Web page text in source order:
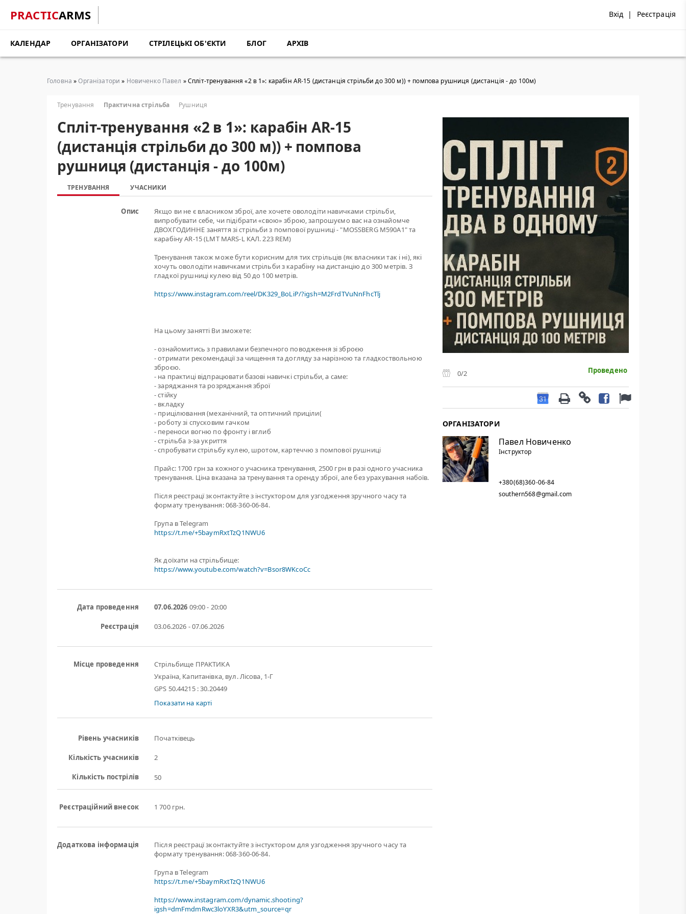
PRACTICARMS Вхід | Реєстрація
КАЛЕНДАР ОРГАНІЗАТОРИ СТРІЛЕЦЬКІ ОБ'ЄКТИ БЛОГ АРХІВ
Головна »Організатори » Новиченко Павел » Cпліт-тренування «2 в 1»: карабін AR-15 (дистанція стрільби до 300 м)) + помпова рушниця (дистанція - до 100м)
Тренування Практична стрільба Рушниця
Cпліт-тренування «2 в 1»: карабін AR-15
(дистанція стрільби до 300 м)) + помпова
рушниця (дистанція - до 100м)
ТРЕНУВАННЯ УЧАСНИКИ
Опис
Якщо ви не є власником зброї, але хочете оволодіти навичками стрільби,
випробувати себе, чи підібрати «свою» зброю, запрошуємо вас на ознайомче
ДВОХГОДИННЕ заняття зі стрільби з помпової рушниці - "MOSSBERG M590A1" та
карабіну AR-15 (LMT MARS-L КАЛ. 223 REM)
Тренування також може бути корисним для тих стрільців (як власники так і ні), які
хочуть оволодіти навичками стрільби з карабіну на дистанцію до 300 метрів. З
гладкої рушниці кулею від 50 до 100 метрів.
https://www.instagram.com/reel/DK329_BoLiP/?igsh=M2FrdTVuNnFhcTlj
На цьому занятті Ви зможете:
- ознайомитись з правилами безпечного поводження зі зброєю
- отримати рекомендації за чищення та догляду за нарізною та гладкоствольною
зброєю.
- на практиці відпрацювати базові навичкі стрільби, а саме:
- заряджання та розряджання зброї
- стійку
- вкладку
- прицілювання (механічний, та оптичний приціли(
- роботу зі спусковим гачком
- переноси вогню по фронту і вглиб
- стрільба з-за укриття
- спробувати стрільбу кулею, шротом, картеччю з помпової рушниці
Прайс: 1700 грн за кожного учасника тренування, 2500 грн в разі одного учасника
тренування. Ціна вказана за тренування та оренду зброї, але без урахування набоїв.
Після реєстрацї зконтактуйте з інстуктором для узгодження зручного часу та
формату тренування: 068-360-06-84.
Група в Telegram
https://t.me/+5baymRxtTzQ1NWU6
Як доїхати на стрільбище:
https://www.youtube.com/watch?v=Bsor8WKcoCc
Дата проведення 07.06.2026 09:00 - 20:00
Реєстрація 03.06.2026 - 07.06.2026
Місце проведення
Стрільбище ПРАКТИКА
Україна, Капитанівка, вул. Лісова, 1-Г
GPS 50.44215 : 30.20449
Показати на карті
Рівень учасників Початківець
Кількість учасників 2
Кількість пострілів 50
Реєстраційний внесок 1 700 грн.
Додаткова інформація
Після реєстрацї зконтактуйте з інстуктором для узгодження зручного часу та
формату тренування: 068-360-06-84.
Група в Telegram
https://t.me/+5baymRxtTzQ1NWU6
https://www.instagram.com/dynamic.shooting?
igsh=dmFmdmRwc3loYXR3&utm_source=qr
0/2 Проведено
ОРГАНІЗАТОРИ
Павел Новиченко
Інструктор
+380(68)360-06-84
southern568@gmail.com